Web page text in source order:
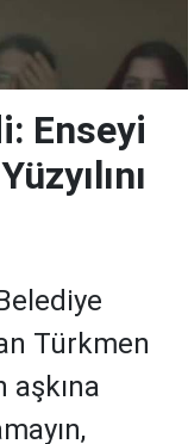
Enseyi
Türkmen
aşkına